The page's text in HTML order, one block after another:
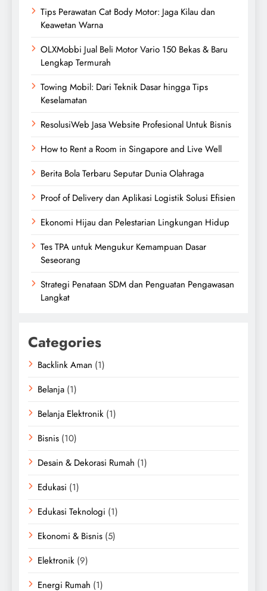
Tips Perawatan Cat Body Motor: Jaga Kilau dan
Keawetan Warna
OLXMobbi Jual Beli Motor Vario 150 Bekas & Baru
Lengkap Termurah
Towing Mobil: Dari Teknik Dasar hingga Tips
Keselamatan
ResolusiWeb Jasa Website Profesional Untuk Bisnis
How to Rent a Room in Singapore and Live Well
Berita Bola Terbaru Seputar Dunia Olahraga
Proof of Delivery dan Aplikasi Logistik Solusi Efisien
Ekonomi Hijau dan Pelestarian Lingkungan Hidup
Tes TPA untuk Mengukur Kemampuan Dasar
Seseorang
Strategi Penataan SDM dan Penguatan Pengawasan
Langkat
Categories
Backlink Aman (1)
Belanja (1)
Belanja Elektronik (1)
Bisnis (10)
Desain & Dekorasi Rumah (1)
Edukasi (1)
Edukasi Teknologi (1)
Ekonomi & Bisnis (5)
Elektronik (9)
Energi Rumah (1)